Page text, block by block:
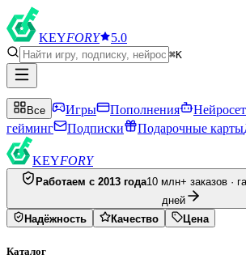
KEYFORY 5.0
⌘K
Все Игры Пополнения
гейминг
Подписки Подарочные карты
KEYFORY
Работаем с 2013 года10 млн+ заказов ·
дней
Надёжность
Качество Цена
Каталог